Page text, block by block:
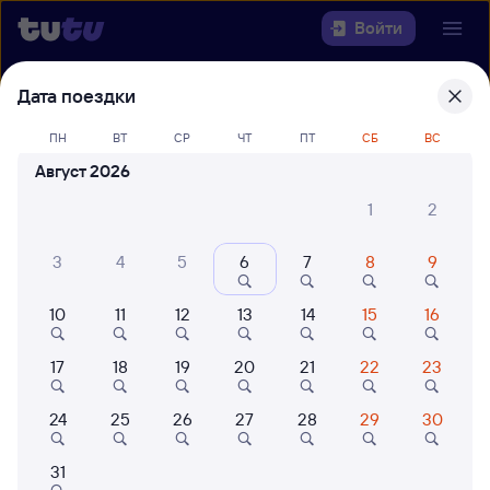
Войти
Выберите день, чтобы найти
билеты Екатеринбург Пасс. —
Оренбург
42 млн путешествуют с
Когда
Кто едет
Дата поездки
ПН ВТ СР ЧТ ПТ СБ ВС
Август 2026
1
2
3 4 5 6 7 8 9
10 11 12 13 14 15 16
17 18 19 20 21 22 23
24 25 26 27 28 29 30
31